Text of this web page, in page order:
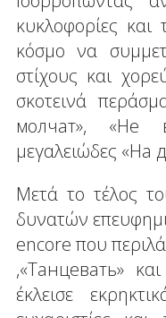
κυκλοφορίες
κόσμο να
στίχους και
σκοτεινά
молчат», «Не
μεγαλειώδες «На
Μετά το τέλος
δυνατών
encore που
,«Танцевать»
έκλεισε